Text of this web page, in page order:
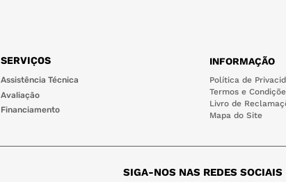
SERVIÇOS
Assistência Técnica
Avaliação
Financiamento
INFORMAÇÃO
Política de
Termos e
Livro de
Mapa do Site
SIGA-NOS NAS REDES SOCIAIS